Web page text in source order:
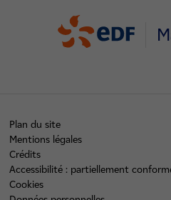
Plan du site
Mentions légales
Crédits
Accessibilité : partiellement
Cookies